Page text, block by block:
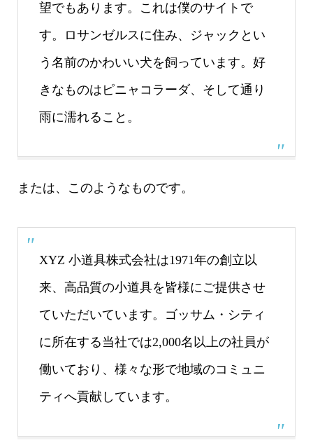
望でもあります。これは僕のサイトで
す。ロサンゼルスに住み、ジャックとい
う名前のかわいい犬を飼っています。好
きなものはピニャコラーダ、そして通り
雨に濡れること。
または、このようなものです。
XYZ 小道具株式会社は1971年の創立以
来、高品質の小道具を皆様にご提供させ
ていただいています。ゴッサム・シティ
に所在する当社では2,000名以上の社員が
働いており、様々な形で地域のコミュニ
ティへ貢献しています。